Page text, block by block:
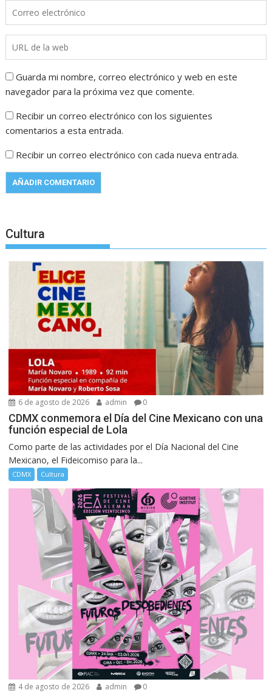
Guarda mi nombre, correo electrónico y web en este
navegador para la próxima vez que comente.
Recibir un correo electrónico con los siguientes
comentarios a esta entrada.
Recibir un correo electrónico con cada nueva entrada.
Cultura
6 de agosto de 2026 admin 0
CDMX conmemora el Día del Cine Mexicano con una
función especial de Lola
Como parte de las actividades por el Día Nacional del Cine
Mexicano, el Fideicomiso para la...
CDMX Cultura
4 de agosto de 2026 admin 0